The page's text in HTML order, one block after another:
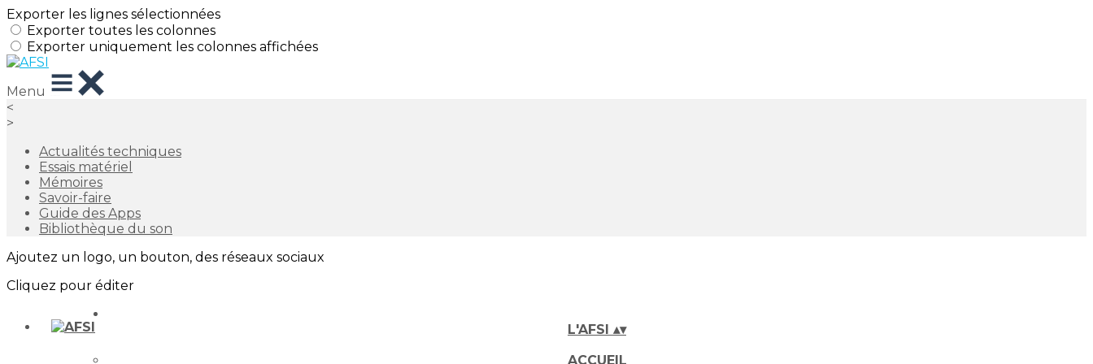
Exporter les lignes sélectionnées
Exporter toutes les colonnes
Exporter uniquement les colonnes affichées
Menu
<
>
Actualités techniques
Essais matériel
Mémoires
Savoir-faire
Guide des Apps
Bibliothèque du son
Ajoutez un logo, un bouton, des réseaux sociaux
Cliquez pour éditer
L'AFSI ▴▾
ACCUEIL